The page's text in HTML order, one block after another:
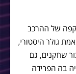
של ההרכב
גולר היסטורי,
שחקנים, גם
בה הפרידה